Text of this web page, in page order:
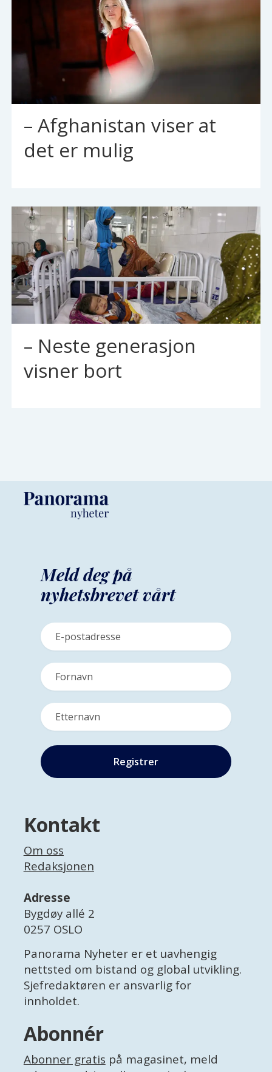
– Afghanistan viser at
det er mulig
– Neste generasjon
visner bort
Meld deg på
nyhetsbrevet vårt
Kontakt
Om oss
Redaksjonen
Adresse
Bygdøy allé 2
0257 OSLO
Panorama Nyheter er et uavhengig
nettsted om bistand og global utvikling.
Sjefredaktøren er ansvarlig for
innholdet.
Abonnér
Abonner gratis på magasinet, meld